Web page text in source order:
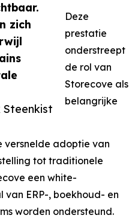
zich
Deze
prestatie
onderstreept
de rol van
Storecove als
belangrijke
versnelde adoptie van
tot traditionele
een white-
ERP-, boekhoud- en
worden ondersteund.